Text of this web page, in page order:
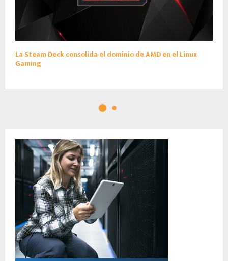
La Steam Deck consolida el dominio de AMD en el Linux
Gaming